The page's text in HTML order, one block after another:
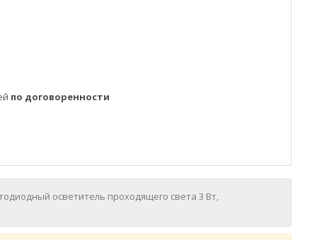
по договоренности
осветитель проходящего света 3 Вт,